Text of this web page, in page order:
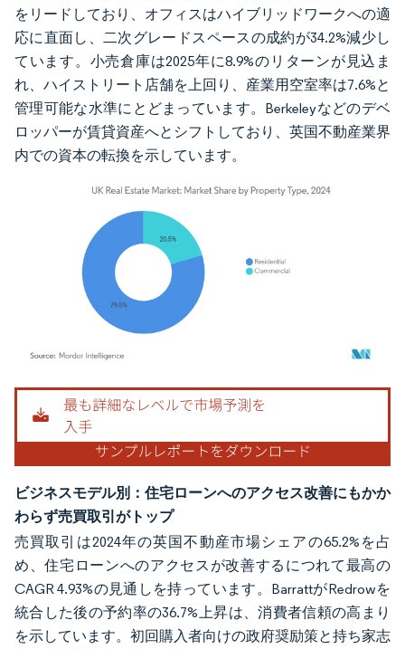
をリードしており、オフィスはハイブリッドワークへの適
応に直面し、二次グレードスペースの成約が34.2%減少し
ています。小売倉庫は2025年に8.9%のリターンが見込ま
れ、ハイストリート店舗を上回り、産業用空室率は7.6%と
管理可能な水準にとどまっています。Berkeleyなどのデベ
ロッパーが賃貸資産へとシフトしており、英国不動産業界
内での資本の転換を示しています。
画像 © Mordor Intelligence。再利用にはCC BY 4.0の表示が必要です。
ビジネスモデル別：住宅ローンへのアクセス改善にもかか
わらず売買取引がトップ
売買取引は2024年の英国不動産市場シェアの65.2%を占
め、住宅ローンへのアクセスが改善するにつれて最高の
CAGR 4.93%の見通しを持っています。BarrattがRedrowを
統合した後の予約率の36.7%上昇は、消費者信頼の高まり
を示しています。初回購入者向けの政府奨励策と持ち家志